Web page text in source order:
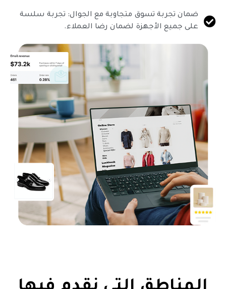
ضمان تجربة تسوق متجاوبة مع الجوال: تجربة سلسة
على جميع الأجهزة لضمان رضا العملاء.